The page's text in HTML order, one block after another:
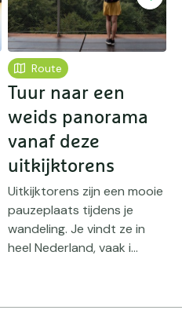
Route
Tuur naar een
weids panorama
vanaf deze
uitkijktorens
Uitkijktorens zijn een mooie
pauzeplaats tijdens je
wandeling. Je vindt ze in
heel Nederland, vaak i...